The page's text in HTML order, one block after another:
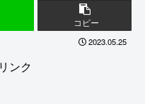
コピー
2023.05.25
ンク